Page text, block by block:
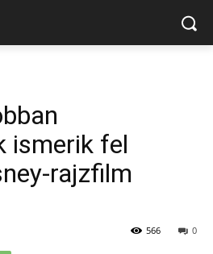
ismerik fel
rajzfilm
0
566